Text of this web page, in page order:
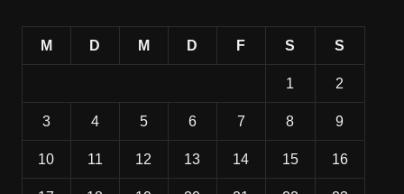
M D M D F S S
1 2
3 4 5 6 7 8 9
10 11 12 13 14 15 16